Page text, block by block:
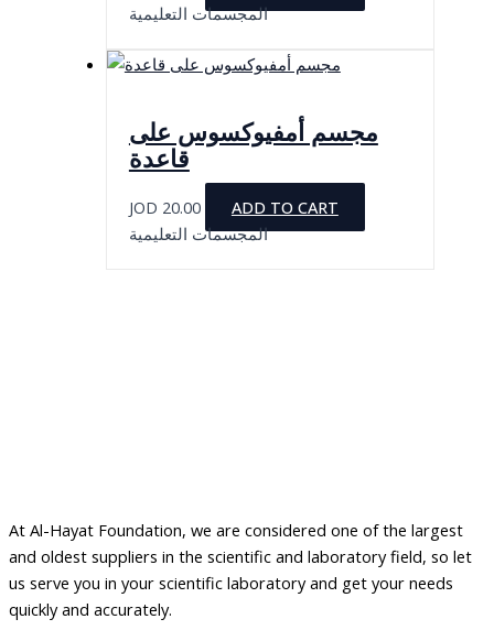
المجسمات التعليمية
مجسم أمفيوكسوس على
قاعدة
JOD 20.00
ADD TO CART
المجسمات التعليمية
At Al-Hayat Foundation, we are considered one of the largest
and oldest suppliers in the scientific and laboratory field, so let
us serve you in your scientific laboratory and get your needs
quickly and accurately.